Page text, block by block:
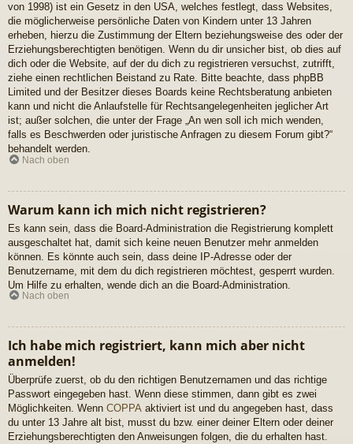
von 1998) ist ein Gesetz in den USA, welches festlegt, dass Websites,
die möglicherweise persönliche Daten von Kindern unter 13 Jahren
erheben, hierzu die Zustimmung der Eltern beziehungsweise des oder der
Erziehungsberechtigten benötigen. Wenn du dir unsicher bist, ob dies auf
dich oder die Website, auf der du dich zu registrieren versuchst, zutrifft,
ziehe einen rechtlichen Beistand zu Rate. Bitte beachte, dass phpBB
Limited und der Besitzer dieses Boards keine Rechtsberatung anbieten
kann und nicht die Anlaufstelle für Rechtsangelegenheiten jeglicher Art
ist; außer solchen, die unter der Frage „An wen soll ich mich wenden,
falls es Beschwerden oder juristische Anfragen zu diesem Forum gibt?“
behandelt werden.
Nach oben
Warum kann ich mich nicht registrieren?
Es kann sein, dass die Board-Administration die Registrierung komplett
ausgeschaltet hat, damit sich keine neuen Benutzer mehr anmelden
können. Es könnte auch sein, dass deine IP-Adresse oder der
Benutzername, mit dem du dich registrieren möchtest, gesperrt wurden.
Um Hilfe zu erhalten, wende dich an die Board-Administration.
Nach oben
Ich habe mich registriert, kann mich aber nicht
anmelden!
Überprüfe zuerst, ob du den richtigen Benutzernamen und das richtige
Passwort eingegeben hast. Wenn diese stimmen, dann gibt es zwei
Möglichkeiten. Wenn COPPA aktiviert ist und du angegeben hast, dass
du unter 13 Jahre alt bist, musst du bzw. einer deiner Eltern oder deiner
Erziehungsberechtigten den Anweisungen folgen, die du erhalten hast.